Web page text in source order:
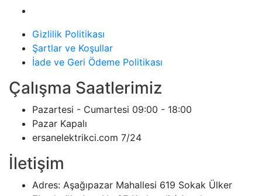
Gizlilik Politikası
Şartlar ve Koşullar
İade ve Geri Ödeme Politikası
Çalışma Saatlerimiz
Pazartesi - Cumartesi 09:00 - 18:00
Pazar Kapalı
ersanelektrikci.com 7/24
İletişim
Adres: Aşağıpazar Mahallesi 619 Sokak Ülker